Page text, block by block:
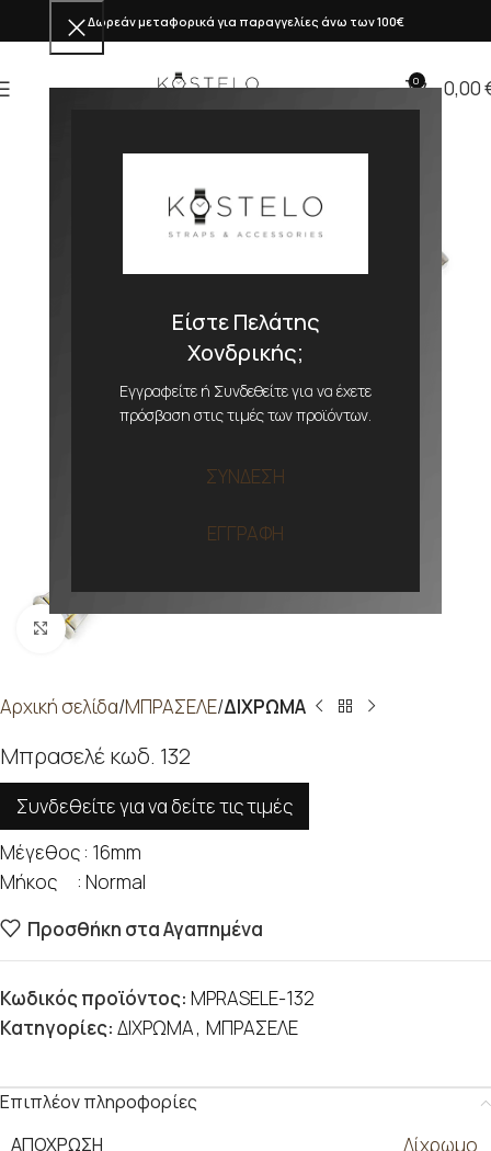
Είστε Πελάτης
Χονδρικής;
Εγγραφείτε ή Συνδεθείτε για να έχετε
πρόσβαση στις τιμές των προϊόντων.
ΣΥΝΔΕΣΗ
ΕΓΓΡΑΦΗ
Δωρεάν μεταφορικά για παραγγελίες άνω των 100€
0 0,00
Προβολή
Αρχική σελίδα ΜΠΡΑΣΕΛΕ ΔΙΧΡΩΜΑ
Μπρασελέ κωδ. 132
Συνδεθείτε για να δείτε τις τιμές
Μέγεθος : 16mm
Μήκος : Normal
Προσθήκη στα Αγαπημένα
Κωδικός προϊόντος: MPRASELE-132
Κατηγορίες: ΔΙΧΡΩΜΑ, ΜΠΡΑΣΕΛΕ
Επιπλέον πληροφορίες
ΑΠΟΧΡΩΣΗ
Δίχρωμο